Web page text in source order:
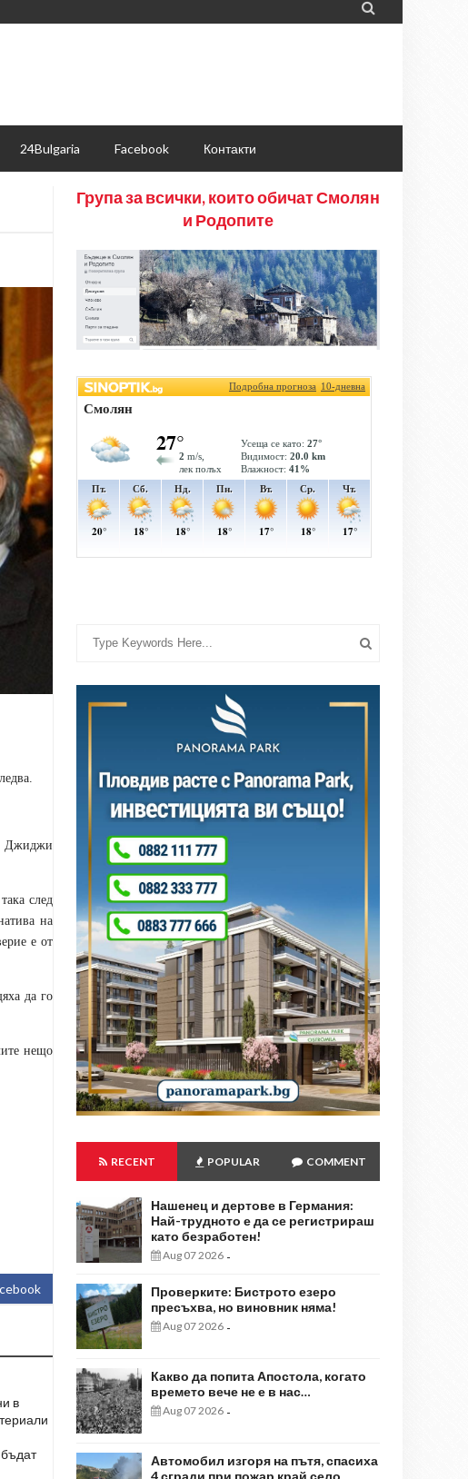

24Bulgaria Facebook Контакти
Джиджи
след
на
е от
да го
нещо
в
Група за всички, които обичат Смолян
и Родопите
RECENT POPULAR COMMENT
Нашенец и дертове в Германия:
Най-трудното е да се регистрираш
като безработен!
Aug 07 2026 -
Проверките: Бистрото езеро
пресъхва, но виновник няма!
Aug 07 2026 -
Какво да попита Апостола, когато
времето вече не е в нас…
Aug 07 2026 -
Автомобил изгоря на пътя, спасиха